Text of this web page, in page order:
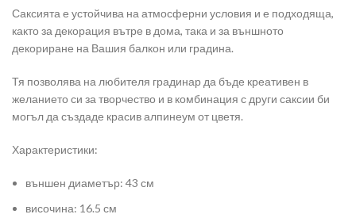
Саксията е устойчива на атмосферни условия и е подходяща,
както за декорация вътре в дома, така и за външното
декориране на Вашия балкон или градина.
Тя позволява на любителя градинар да бъде креативен в
желанието си за творчество и в комбинация с други саксии би
могъл да създаде красив алпинеум от цветя.
Характеристики:
външен диаметър: 43 см
височина: 16.5 см